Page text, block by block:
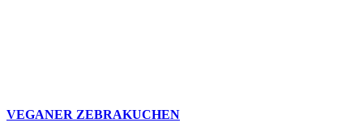
VEGANER ZEBRAKUCHEN